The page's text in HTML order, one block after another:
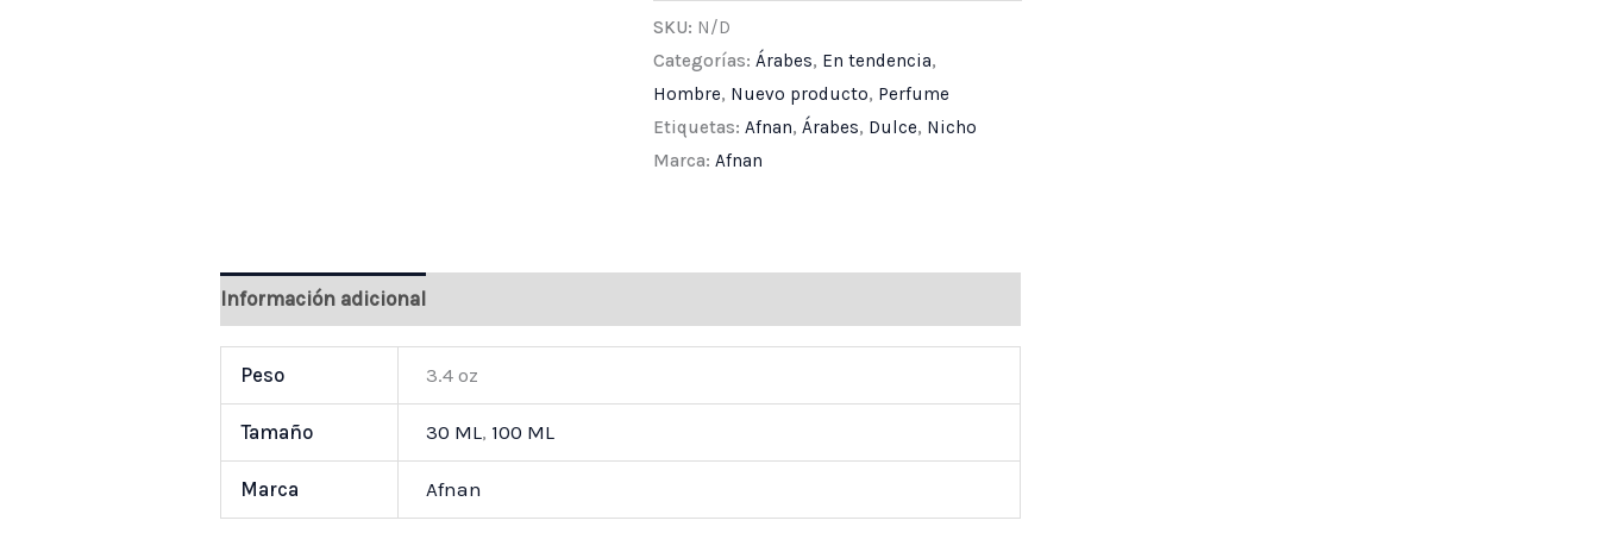
SKU: N/D
Categorías: Árabes, En tendencia,
Hombre, Nuevo producto, Perfume
Etiquetas: Afnan, Árabes, Dulce, Nicho
Marca: Afnan
Información adicional
Peso 3.4 oz
Tamaño 30 ML, 100 ML
Marca Afnan